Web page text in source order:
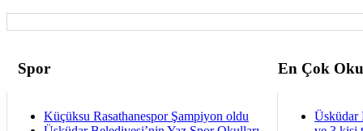
Spor En Çok
Küçüksu Rasathanespor Şampiyon oldu
Üsküdar